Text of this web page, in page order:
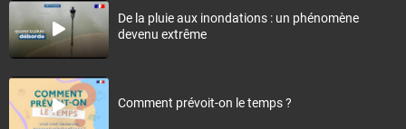
De la pluie aux inondations : un phénomène
devenu extrême
Comment prévoit-on le temps ?